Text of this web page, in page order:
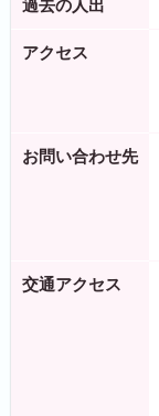
過去の人出
アクセス
お問い合わせ先
交通アクセス